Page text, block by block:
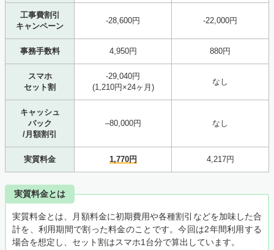
工事費割引
キャンペーン
-28,600円 -22,000円
事務手数料 4,950円 880円
スマホ
セット割
-29,040円
(1,210円×24ヶ月)
なし
キャッシュ
バック
/月額割引
–80,000円 なし
実質料金 1,770円 4,217円
実質料金とは
実質料金とは、月額料金に初期費用や各種割引などを加味した合
計を、利用期間で割った料金のことです。今回は2年間利用する
場合を想定し、セット割はスマホ1台分で算出しています。